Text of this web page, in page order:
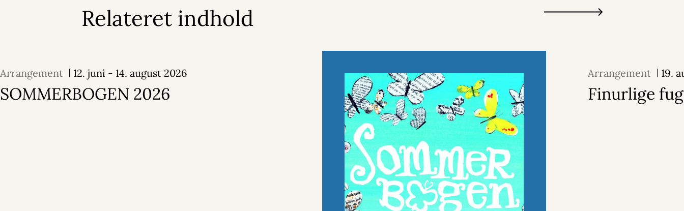
Relateret indhold
Arrangement 12. juni - 14. august 2026
SOMMERBOGEN 2026
Arrangement 19.
Finurlige